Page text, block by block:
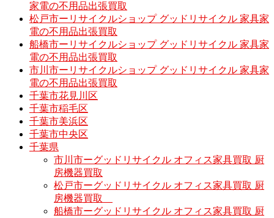
家電の不用品出張買取
松戸市ーリサイクルショップ グッドリサイクル 家具家
電の不用品出張買取
船橋市ーリサイクルショップ グッドリサイクル 家具家
電の不用品出張買取
市川市ーリサイクルショップ グッドリサイクル 家具家
電の不用品出張買取
千葉市花見川区
千葉市稲毛区
千葉市美浜区
千葉市中央区
千葉県
市川市ーグッドリサイクル オフィス家具買取 厨
房機器買取
松戸市ーグッドリサイクル オフィス家具買取 厨
房機器買取
船橋市ーグッドリサイクル オフィス家具買取 厨